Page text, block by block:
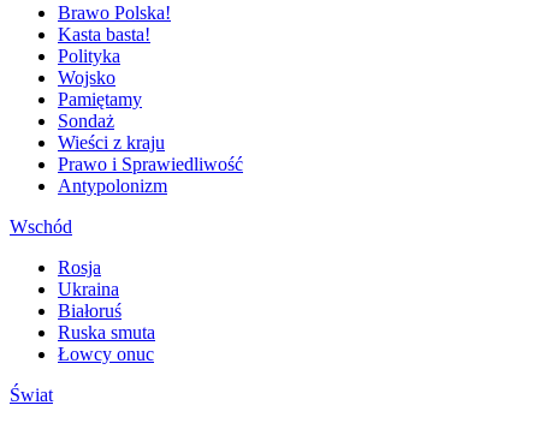
Brawo Polska!
Kasta basta!
Polityka
Wojsko
Pamiętamy
Sondaż
Wieści z kraju
Prawo i Sprawiedliwość
Antypolonizm
Wschód
Rosja
Ukraina
Białoruś
Ruska smuta
Łowcy onuc
Świat